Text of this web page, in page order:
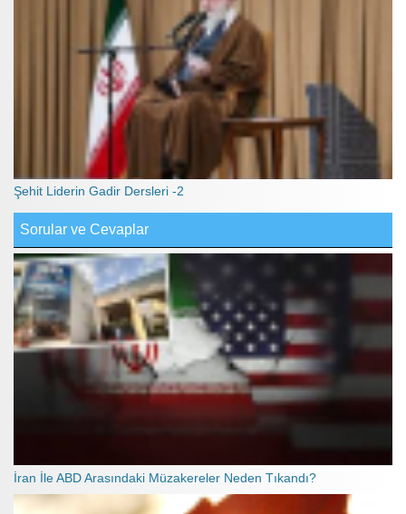
Şehit Liderin Gadir Dersleri -2
Sorular ve Cevaplar
İran İle ABD Arasındaki Müzakereler Neden Tıkandı?